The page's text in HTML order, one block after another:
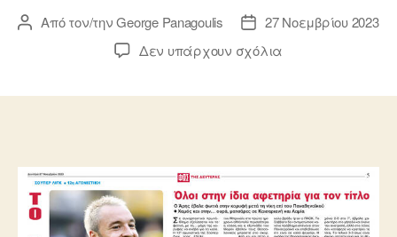
Συντάκτης
Από τον/τηνGeorge Panagoulis
Ημ.
δημοσίευσης
27 Νοεμβρίου 2023
Δεν υπάρχουν σχόλια